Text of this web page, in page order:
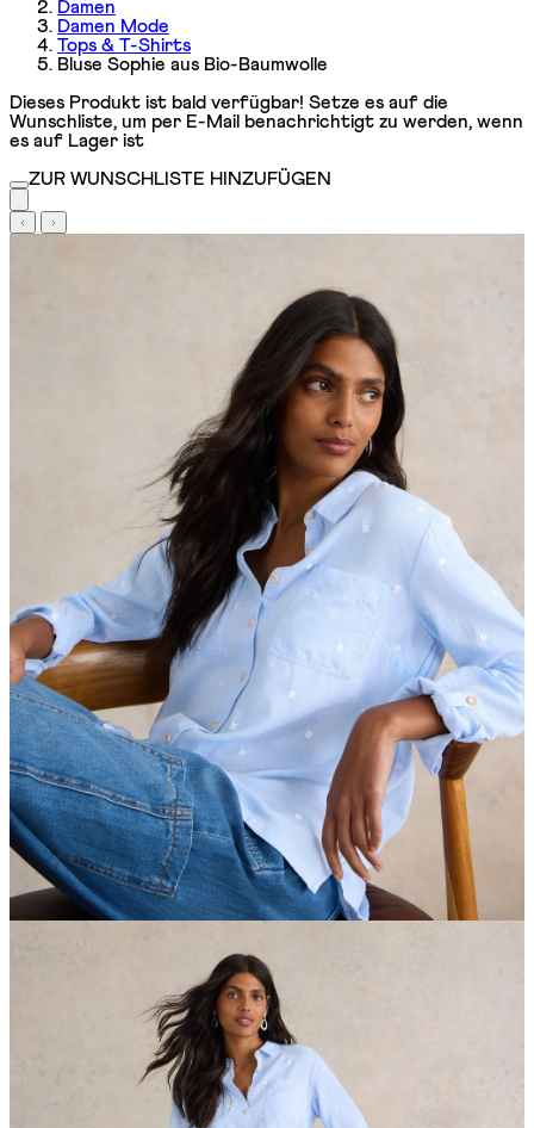
Damen
Damen Mode
Tops & T-Shirts
Bluse Sophie aus Bio-Baumwolle
Dieses Produkt ist bald verfügbar! Setze es auf die
Wunschliste, um per E-Mail benachrichtigt zu werden, wenn
es auf Lager ist
ZUR WUNSCHLISTE HINZUFÜGEN